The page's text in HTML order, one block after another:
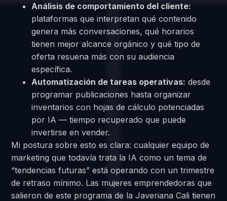
Análisis de comportamiento del cliente:
plataformas que interpretan qué contenido
genera más conversaciones, qué horarios
tienen mejor alcance orgánico y qué tipo de
oferta resuena más con su audiencia
específica.
Automatización de tareas operativas: desde
programar publicaciones hasta organizar
inventarios con hojas de cálculo potenciadas
por IA — tiempo recuperado que puede
invertirse en vender.
Mi postura sobre esto es clara: cualquier equipo de
marketing que todavía trata la IA como un tema de
“tendencias futuras” está operando con un trimestre
de retraso mínimo. Las mujeres emprendedoras que
salieron de este programa de la Javeriana Cali tienen